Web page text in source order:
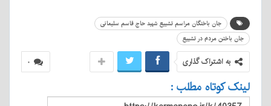
جان باختگان مراسم تشییع شهید حاج قاسم سلیمانی
جان باختن مردم در تشییع
۰ به اشتراک گذاری
لینک کوتاه مطلب :